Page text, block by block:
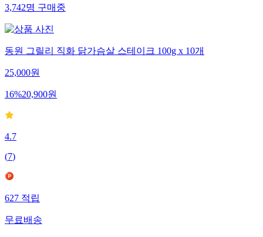
3,742명구매중
동원 그릴리 직화 닭가슴살 스테이크 100g x 10개
25,000원
16%20,900원
4.7
(7)
627적립
무료배송